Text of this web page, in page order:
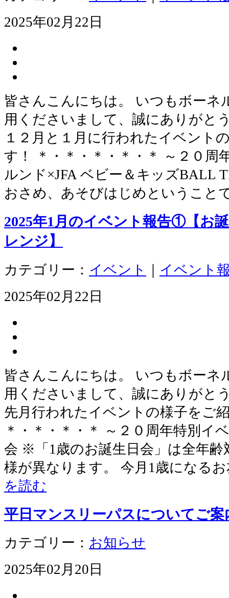
2025年02月22日
皆さんこんにちは。 いつもボーネ
用くださいまして、誠にありがと
１２月と１月に行われたイベント
す！ ＊・＊・＊・＊・＊ ～２０周
ルンド×JFA ベビー＆キッズBALL
おさめ、あそびはじめということ
2025年1月のイベント報告①【お
レンジ】
カテゴリー： イベント
イベント
2025年02月22日
皆さんこんにちは。 いつもボーネ
用くださいまして、誠にありがと
先月行われたイベントの様子をご
＊・＊・＊・＊ ～２０周年特別イ
会 ※「1歳のお誕生日会」は全年齢
様が異なります。 今月1歳になる
を読む
平日マンスリーパスについてご案
カテゴリー： お知らせ
2025年02月20日